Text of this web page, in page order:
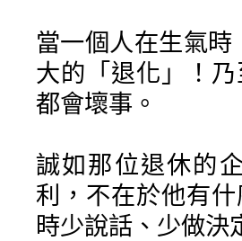
當一個人在生氣
大的「退化」！
都會壞事。
誠如那位退休的
利，不在於他有
時少說話、少做決